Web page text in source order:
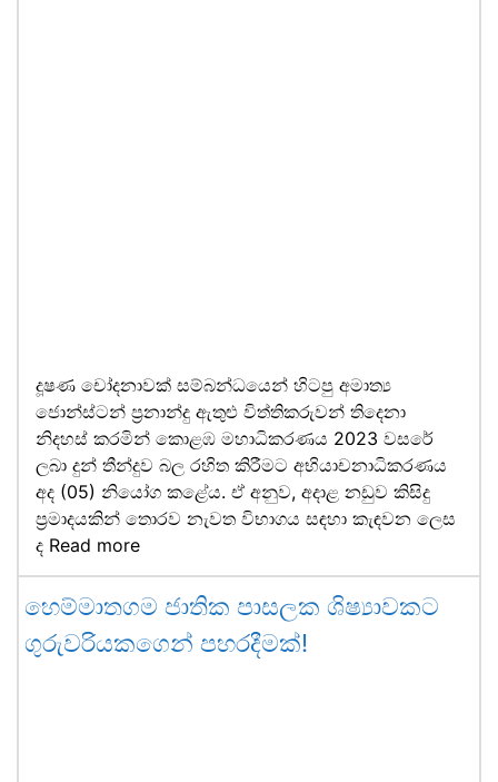
දූෂණ චෝදනාවක් සම්බන්ධයෙන් හිටපු අමාත්‍ය
ජොන්ස්ටන් ප්‍රනාන්දු ඇතුළු විත්තිකරුවන් තිදෙනා
නිදහස් කරමින් කොළඹ මහාධිකරණය 2023 වසරේ
ලබා දුන් තීන්දුව බල රහිත කිරීමට අභියාචනාධිකරණය
අද (05) නියෝග කළේය. ඒ අනුව, අදාළ නඩුව කිසිදු
ප්‍රමාදයකින් තොරව නැවත විභාගය සඳහා කැඳවන ලෙස
ද Read more
හෙම්මාතගම ජාතික පාසලක ශිෂ්‍යාවකට
ගුරුවරියකගෙන් පහරදීමක්!